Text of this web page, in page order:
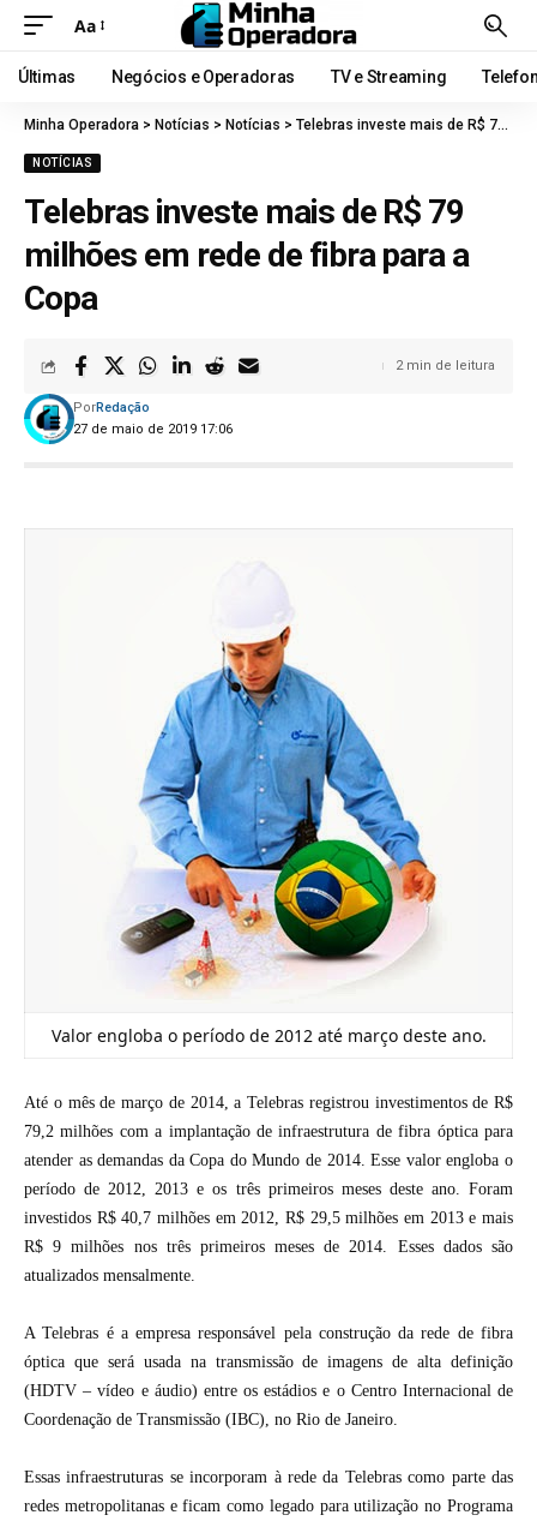
Aa
Últimas Negócios e Operadoras TV e Streaming
Minha Operadora > Notícias > Notícias > Telebras investe mais de R$ 79 milhões em rede de fibra para a Copa
NOTÍCIAS
Telebras investe mais de R$ 79
milhões em rede de fibra para a
Copa
27 de maio de 2019 17:06
PorRedação
2 min de leitura
Valor engloba o período de 2012 até março deste ano.
Até o mês de março de 2014, a Telebras registrou investimentos de R$
79,2 milhões com a implantação de infraestrutura de fibra óptica para
atender as demandas da Copa do Mundo de 2014. Esse valor engloba o
período de 2012, 2013 e os três primeiros meses deste ano. Foram
investidos R$ 40,7 milhões em 2012, R$ 29,5 milhões em 2013 e mais
R$ 9 milhões nos três primeiros meses de 2014. Esses dados são
atualizados mensalmente.
A Telebras é a empresa responsável pela construção da rede de fibra
óptica que será usada na transmissão de imagens de alta definição
(HDTV – vídeo e áudio) entre os estádios e o Centro Internacional de
Coordenação de Transmissão (IBC), no Rio de Janeiro.
Essas infraestruturas se incorporam à rede da Telebras como parte das
redes metropolitanas e ficam como legado para utilização no Programa